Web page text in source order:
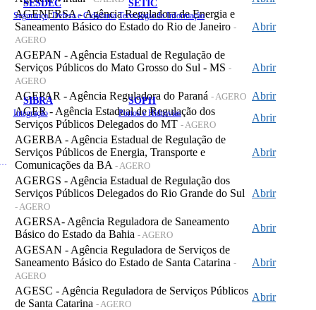
SESDEC
Segurança, Defesa e Cidadania
SETIC
Tecnologia da Informação
SIBRA
Integração
SOPH
Portos e Hidrovias
AGENERSA - Agência Reguladora de Energia e
Saneamento Básico do Estado do Rio de Janeiro -
AGERO
Abrir
AGEPAN - Agência Estadual de Regulação de
Serviços Públicos do Mato Grosso do Sul - MS -
AGERO
Abrir
AGEPAR - Agência Reguladora do Paraná - AGERO Abrir
AGER - Agência Estadual de Regulação dos
Serviços Públicos Delegados do MT - AGERO
Abrir
AGERBA - Agência Estadual de Regulação de
Serviços Públicos de Energia, Transporte e
Comunicações da BA - AGERO
Abrir
AGERGS - Agência Estadual de Regulação dos
Serviços Públicos Delegados do Rio Grande do Sul
- AGERO
Abrir
AGERSA- Agência Reguladora de Saneamento
Básico do Estado da Bahia - AGERO
Abrir
AGESAN - Agência Reguladora de Serviços de
Saneamento Básico do Estado de Santa Catarina -
AGERO
Abrir
AGESC - Agência Reguladora de Serviços Públicos
de Santa Catarina - AGERO
Abrir